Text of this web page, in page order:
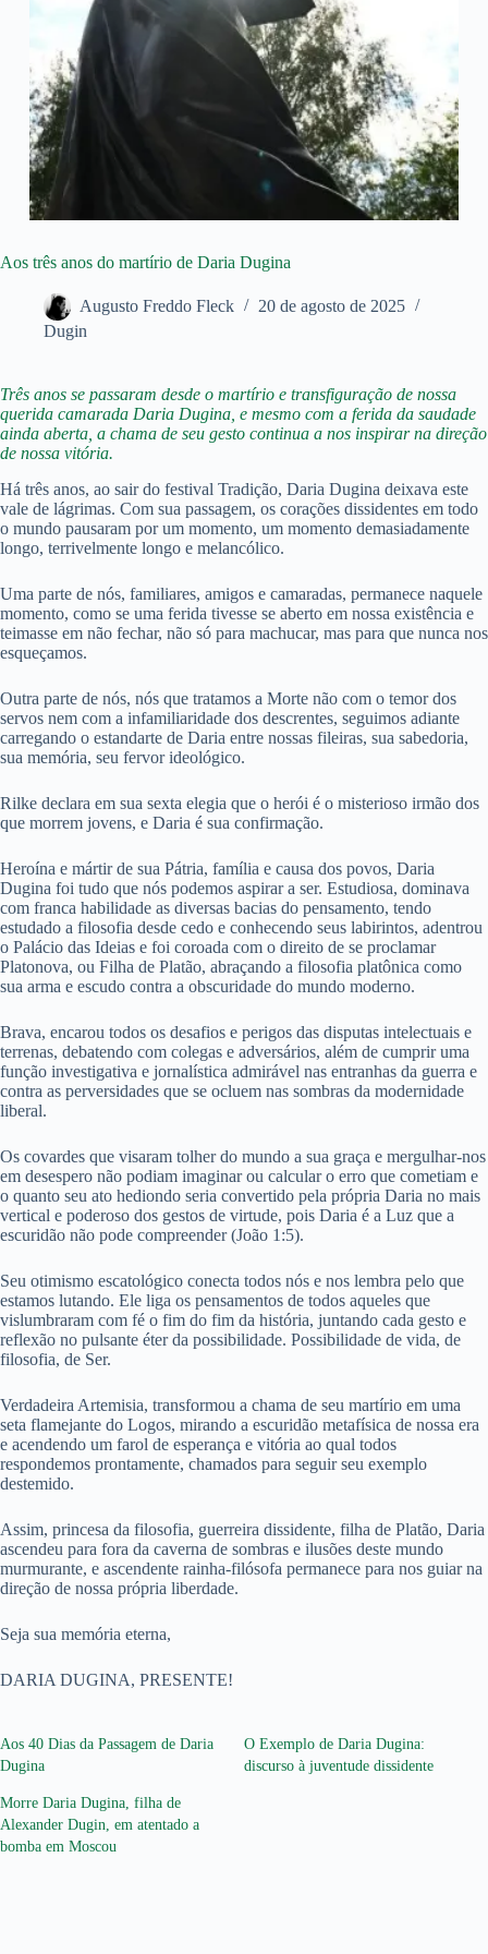
Aos três anos do martírio de Daria Dugina
Augusto Freddo Fleck
20 de agosto de 2025
Dugin
Três anos se passaram desde o martírio e transfiguração de nossa
querida camarada Daria Dugina, e mesmo com a ferida da saudade
ainda aberta, a chama de seu gesto continua a nos inspirar na direção
de nossa vitória.
Há três anos, ao sair do festival Tradição, Daria Dugina deixava este
vale de lágrimas. Com sua passagem, os corações dissidentes em todo
o mundo pausaram por um momento, um momento demasiadamente
longo, terrivelmente longo e melancólico.
Uma parte de nós, familiares, amigos e camaradas, permanece naquele
momento, como se uma ferida tivesse se aberto em nossa existência e
teimasse em não fechar, não só para machucar, mas para que nunca nos
esqueçamos.
Outra parte de nós, nós que tratamos a Morte não com o temor dos
servos nem com a infamiliaridade dos descrentes, seguimos adiante
carregando o estandarte de Daria entre nossas fileiras, sua sabedoria,
sua memória, seu fervor ideológico.
Rilke declara em sua sexta elegia que o herói é o misterioso irmão dos
que morrem jovens, e Daria é sua confirmação.
Heroína e mártir de sua Pátria, família e causa dos povos, Daria
Dugina foi tudo que nós podemos aspirar a ser. Estudiosa, dominava
com franca habilidade as diversas bacias do pensamento, tendo
estudado a filosofia desde cedo e conhecendo seus labirintos, adentrou
o Palácio das Ideias e foi coroada com o direito de se proclamar
Platonova, ou Filha de Platão, abraçando a filosofia platônica como
sua arma e escudo contra a obscuridade do mundo moderno.
Brava, encarou todos os desafios e perigos das disputas intelectuais e
terrenas, debatendo com colegas e adversários, além de cumprir uma
função investigativa e jornalística admirável nas entranhas da guerra e
contra as perversidades que se ocluem nas sombras da modernidade
liberal.
Os covardes que visaram tolher do mundo a sua graça e mergulhar-nos
em desespero não podiam imaginar ou calcular o erro que cometiam e
o quanto seu ato hediondo seria convertido pela própria Daria no mais
vertical e poderoso dos gestos de virtude, pois Daria é a Luz que a
escuridão não pode compreender (João 1:5).
Seu otimismo escatológico conecta todos nós e nos lembra pelo que
estamos lutando. Ele liga os pensamentos de todos aqueles que
vislumbraram com fé o fim do fim da história, juntando cada gesto e
reflexão no pulsante éter da possibilidade. Possibilidade de vida, de
filosofia, de Ser.
Verdadeira Artemisia, transformou a chama de seu martírio em uma
seta flamejante do Logos, mirando a escuridão metafísica de nossa era
e acendendo um farol de esperança e vitória ao qual todos
respondemos prontamente, chamados para seguir seu exemplo
destemido.
Assim, princesa da filosofia, guerreira dissidente, filha de Platão, Daria
ascendeu para fora da caverna de sombras e ilusões deste mundo
murmurante, e ascendente rainha-filósofa permanece para nos guiar na
direção de nossa própria liberdade.
Seja sua memória eterna,
DARIA DUGINA, PRESENTE!
Aos 40 Dias da Passagem de Daria
Dugina
O Exemplo de Daria Dugina:
discurso à juventude dissidente
Morre Daria Dugina, filha de
Alexander Dugin, em atentado a
bomba em Moscou